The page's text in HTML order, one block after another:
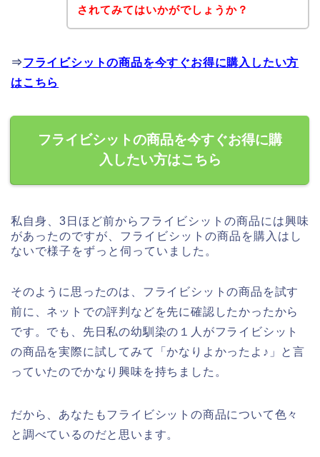
されてみてはいかがでしょうか？
⇒フライビシットの商品を今すぐお得に購入したい方
はこちら
フライビシットの商品を今すぐお得に購
入したい方はこちら
私自身、3日ほど前からフライビシットの商品には興味
があったのですが、フライビシットの商品を購入はし
ないで様子をずっと伺っていました。
そのように思ったのは、フライビシットの商品を試す
前に、ネットでの評判などを先に確認したかったから
です。でも、先日私の幼馴染の１人がフライビシット
の商品を実際に試してみて「かなりよかったよ♪」と言
っていたのでかなり興味を持ちました。
だから、あなたもフライビシットの商品について色々
と調べているのだと思います。